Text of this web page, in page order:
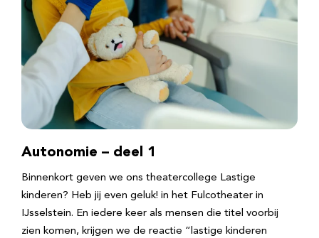
Autonomie – deel 1
Binnenkort geven we ons theatercollege Lastige
kinderen? Heb jij even geluk! in het Fulcotheater in
IJsselstein. En iedere keer als mensen die titel voorbij
zien komen, krijgen we de reactie “lastige kinderen